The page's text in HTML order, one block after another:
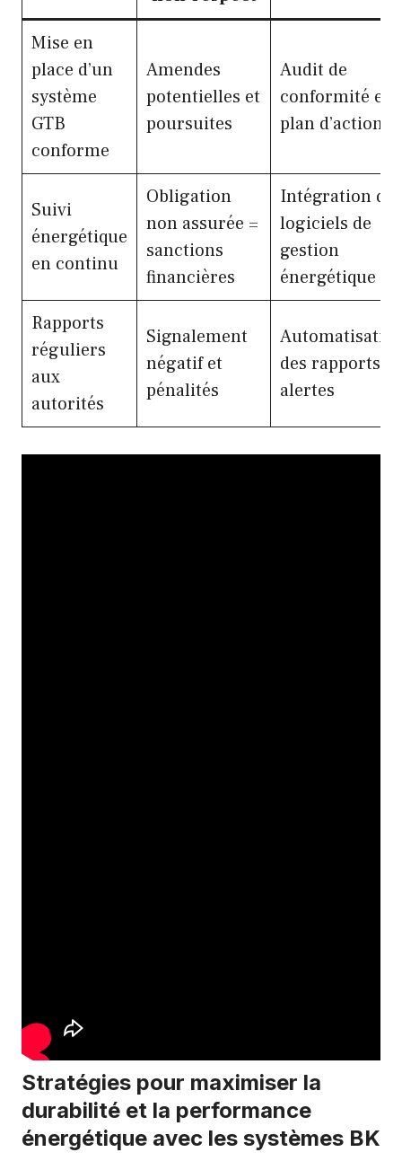
Mise en
place d’un
système
GTB
conforme
Amendes
potentielles et
poursuites
Audit de
conformité et
plan d’action
Suivi
énergétique
en continu
Obligation
non assurée =
sanctions
financières
Intégration de
logiciels de
gestion
énergétique
Rapports
réguliers
aux
autorités
Signalement
négatif et
pénalités
des rapports et
alertes
Stratégies pour maximiser la
durabilité et la performance
énergétique avec les systèmes BK